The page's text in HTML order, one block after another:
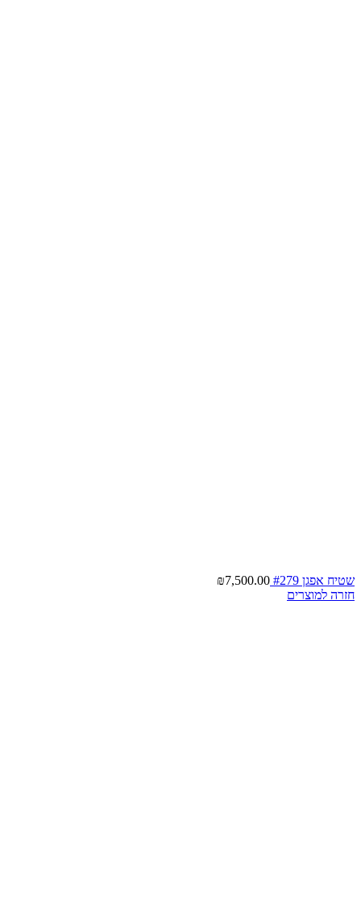
שטיח אפגן #279 ₪7,500.00
חזרה למוצרים